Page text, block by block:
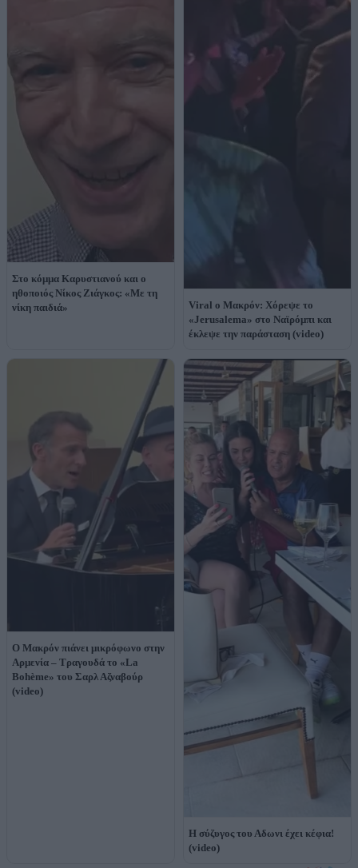
Στο κόμμα Καρυστιανού και ο
ηθοποιός Νίκος Ζιάγκος: «Με τη
νίκη παιδιά»
Viral ο Μακρόν: Χόρεψε το
«Jerusalema» στο Ναϊρόμπι και
έκλεψε την παράσταση (video)
Ο Μακρόν πιάνει μικρόφωνο στην
Αρμενία – Τραγουδά το «La
Bohème» του Σαρλ Αζναβούρ
(video)
Η σύζυγος του Αδωνι έχει κέφια!
(video)